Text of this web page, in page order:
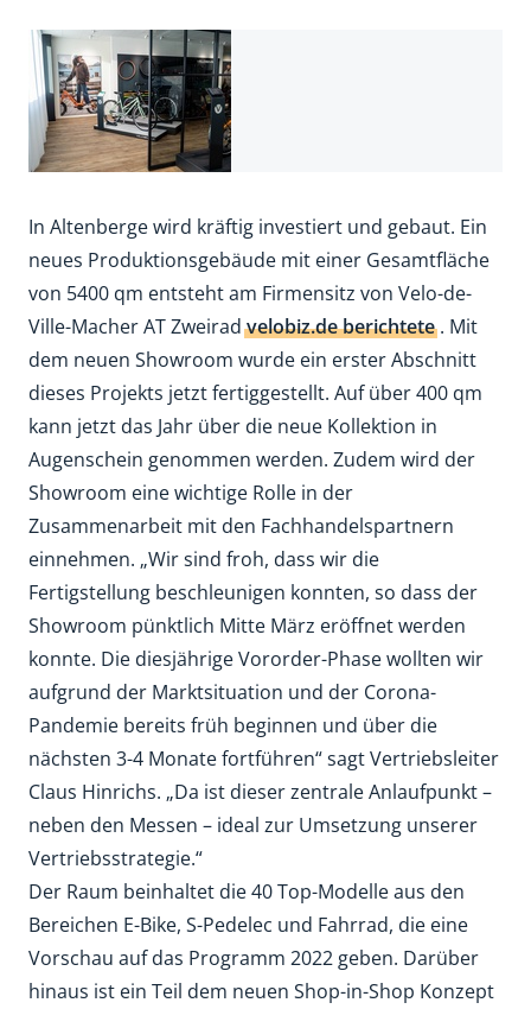
In Altenberge wird kräftig investiert und gebaut. Ein
neues Produktionsgebäude mit einer Gesamtfläche
von 5400 qm entsteht am Firmensitz von Velo-de-
Ville-Macher AT Zweiradvelobiz.de berichtete. Mit
dem neuen Showroom wurde ein erster Abschnitt
dieses Projekts jetzt fertiggestellt. Auf über 400 qm
kann jetzt das Jahr über die neue Kollektion in
Augenschein genommen werden. Zudem wird der
Showroom eine wichtige Rolle in der
Zusammenarbeit mit den Fachhandelspartnern
einnehmen. „Wir sind froh, dass wir die
Fertigstellung beschleunigen konnten, so dass der
Showroom pünktlich Mitte März eröffnet werden
konnte. Die diesjährige Vororder-Phase wollten wir
aufgrund der Marktsituation und der Corona-
Pandemie bereits früh beginnen und über die
nächsten 3-4 Monate fortführen“ sagt Vertriebsleiter
Claus Hinrichs. „Da ist dieser zentrale Anlaufpunkt –
neben den Messen – ideal zur Umsetzung unserer
Vertriebsstrategie.“
Der Raum beinhaltet die 40 Top-Modelle aus den
Bereichen E-Bike, S-Pedelec und Fahrrad, die eine
Vorschau auf das Programm 2022 geben. Darüber
hinaus ist ein Teil dem neuen Shop-in-Shop Konzept